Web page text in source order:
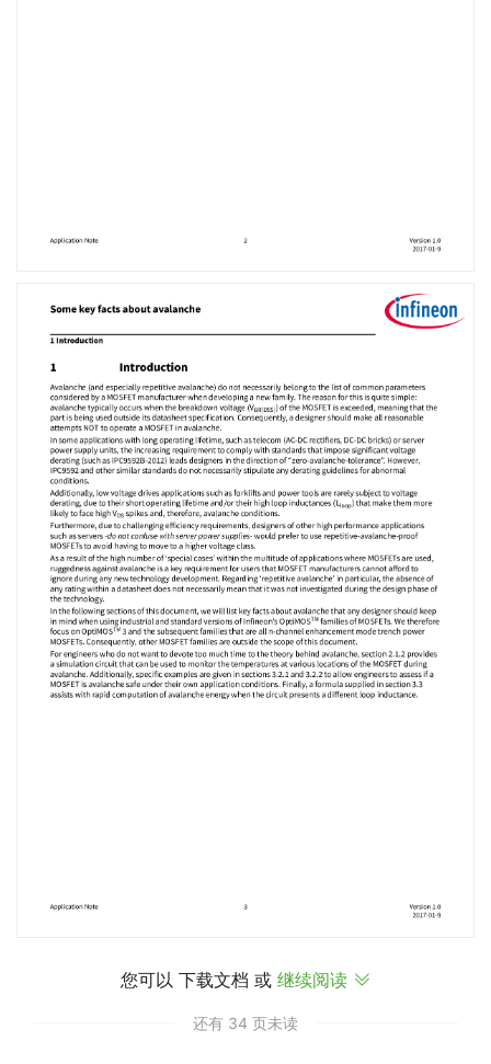
您可以 下载文档 或 继续阅读 
还有 34 页未读